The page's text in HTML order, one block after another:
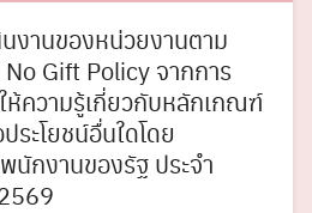
งานของหน่วยงานตาม
Gift Policy จากการ
ห้ความรู้เกี่ยวกับหลักเกณฑ์
ะโยชน์อื่นใดโดย
นักงานของรัฐ ประจำ